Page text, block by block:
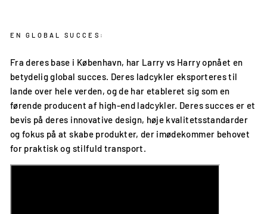
EN GLOBAL SUCCES:
Fra deres base i København, har Larry vs Harry opnået en
betydelig global succes. Deres ladcykler eksporteres til
lande over hele verden, og de har etableret sig som en
førende producent af high-end ladcykler. Deres succes er et
bevis på deres innovative design, høje kvalitetsstandarder
og fokus på at skabe produkter, der imødekommer behovet
for praktisk og stilfuld transport.